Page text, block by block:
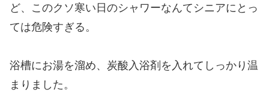
ど、このクソ寒い日のシャワーなんてシニアにとっ
ては危険すぎる。
浴槽にお湯を溜め、炭酸入浴剤を入れてしっかり温
まりました。